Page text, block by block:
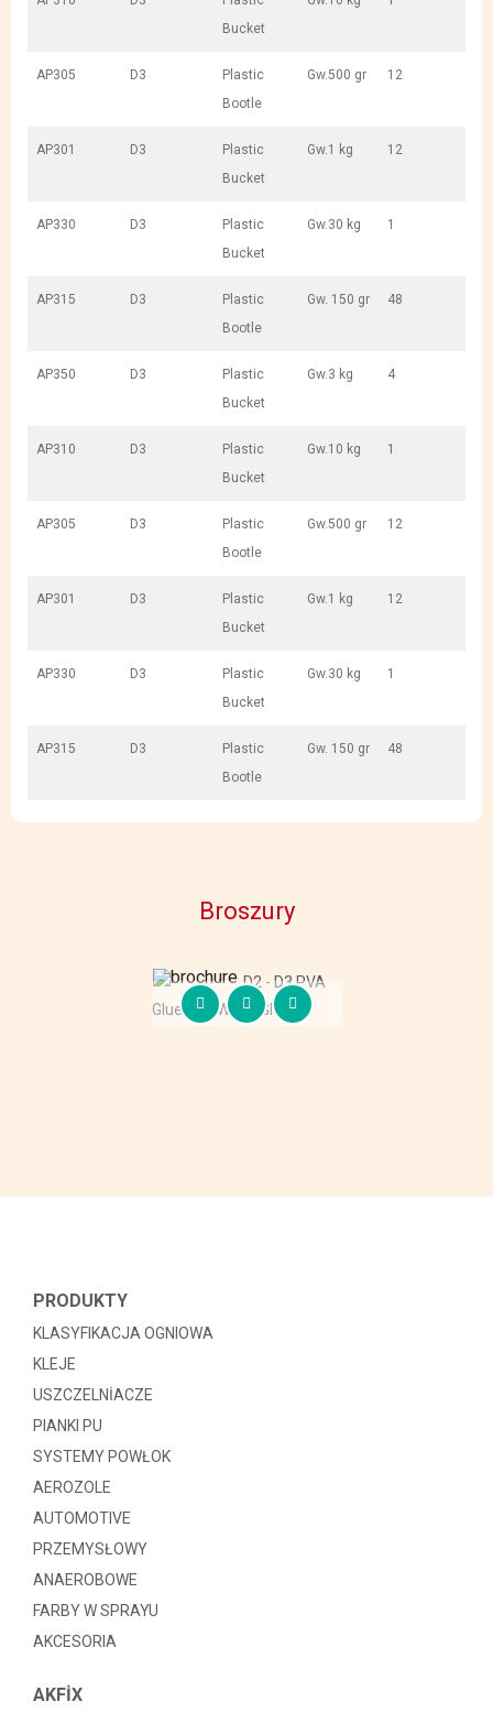
Bucket
AP305 D3
Plastic
Bootle
Gw.500 gr 12
AP301 D3
Plastic
Bucket
Gw.1 kg 12
AP330 D3
Plastic
Bucket
Gw.30 kg 1
AP315 D3
Plastic
Bootle
Gw. 150 gr 48
AP350 D3
Plastic
Bucket
Gw.3 kg 4
AP310 D3
Plastic
Bucket
Gw.10 kg 1
AP305 D3
Plastic
Bootle
Gw.500 gr 12
AP301 D3
Plastic
Bucket
Gw.1 kg 12
AP330 D3
Plastic
Bucket
Gw.30 kg 1
AP315 D3
Plastic
Bootle
Gw. 150 gr 48
Broszury
D2 - D3 PVA
Glue - D3 White Glue
PRODUKTY
KLASYFIKACJA OGNIOWA
KLEJE
USZCZELNİACZE
PIANKI PU
SYSTEMY POWŁOK
AEROZOLE
AUTOMOTIVE
PRZEMYSŁOWY
ANAEROBOWE
FARBY W SPRAYU
AKCESORIA
AKFİX